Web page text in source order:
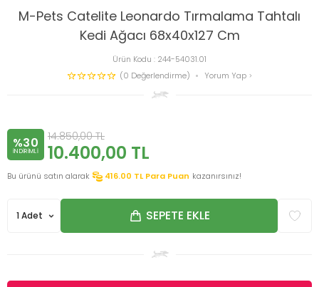
M-Pets Catelite Leonardo Tırmalama Tahtalı
Kedi Ağacı 68x40x127 Cm
Ürün Kodu : 244-54031.01
(0 Değerlendirme)
Yorum Yap
%30
INDIRIMLI
14.850,00TL
10.400,00 TL
Bu ürünü satın alarak 416.00 TL Para Puan kazanırsınız!
SEPETE EKLE